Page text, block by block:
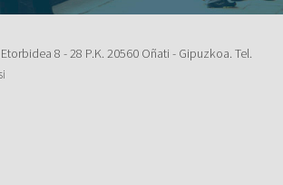
8 - 28 P.K. 20560 Oñati - Gipuzkoa. Tel.